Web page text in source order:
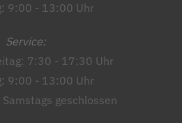
9:00 - 13:00 Uhr
Service:
7:30 - 17:30 Uhr
9:00 - 13:00 Uhr
geschlossen